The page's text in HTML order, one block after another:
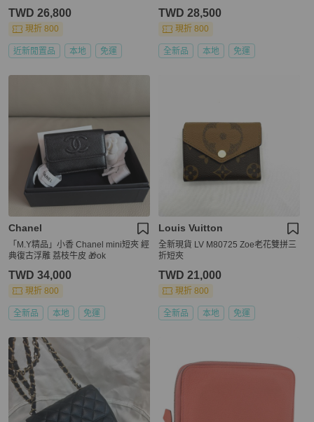
TWD 26,800
現折 800
近新閒置品 本地 免運
TWD 28,500
現折 800
全新品 本地 免運
Chanel
「M.Y精品」小香 Chanel mini短夾 經
典復古浮雕 荔枝牛皮 🎁ok
TWD 34,000
現折 800
全新品 本地 免運
Louis Vuitton
全新現貨 LV M80725 Zoe老花雙拼三
折短夾
TWD 21,000
現折 800
全新品 本地 免運